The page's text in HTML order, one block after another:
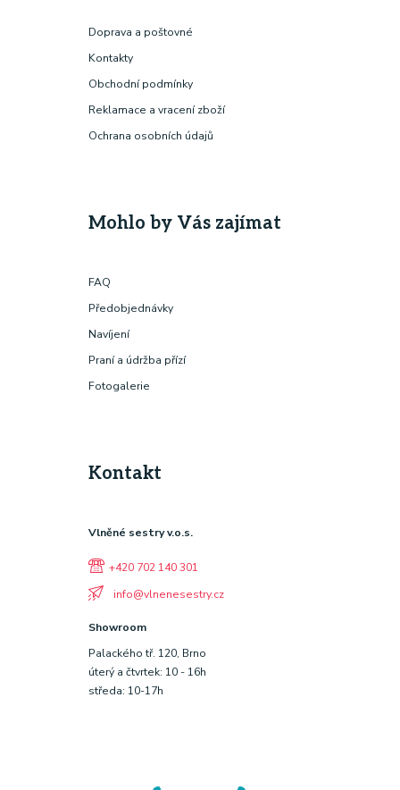
Doprava a poštovné
Kontakty
Obchodní podmínky
Reklamace a vracení zboží
Ochrana osobních údajů
Mohlo by Vás zajímat
FAQ
Předobjednávky
Navíjení
Praní a údržba přízí
Fotogalerie
Kontakt
Vlněné sestry v.o.s.
+420 702 140 301
info@vlnenesestry.cz
Showroom
Palackého tř. 120, Brno
úterý a čtvrtek: 10 - 16h
středa: 10-17h